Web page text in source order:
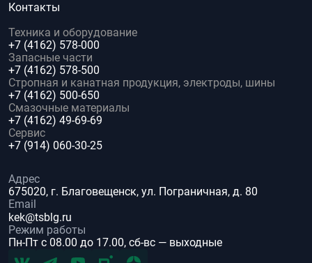
Контакты
Техника и оборудование
+7 (4162) 578-000
Запасные части
+7 (4162) 578-500
Стропная и канатная продукция, электроды, шины
+7 (4162) 500-650
Смазочные материалы
+7 (4162) 49-69-69
Сервис
+7 (914) 060-30-25
Адрес
675020, г. Благовещенск, ул. Пограничная, д. 80
Email
kek@tsblg.ru
Режим работы
Пн-Пт с 08.00 до 17.00, сб-вс — выходные